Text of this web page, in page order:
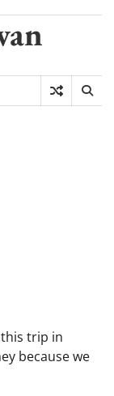
trip in
because we